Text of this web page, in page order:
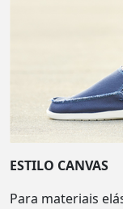
ESTILO CANVAS
Para materiais